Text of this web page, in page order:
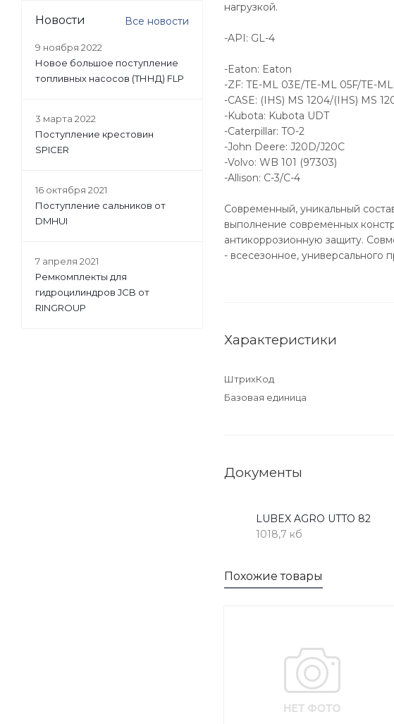
нагрузкой.
-API: GL-4
-Eaton: Eaton
-ZF: TE-ML 03E/TE-ML 05F/TE-
-CASE: (IHS) MS 1204/(IHS) MS
-Kubota: Kubota UDT
-Caterpillar: TO-2
-John Deere: J20D/J20C
-Volvo: WB 101 (97303)
-Allison: C-3/C-4
Современный, уникальный
выполнение современных
антикоррозионную защиту.
- всесезонное, универсального
Характеристики
ШтрихКод
Базовая единица
Документы
LUBEX AGRO UTTO 82
1018,7 кб
Похожие товары
Новости Все новости
9 ноября 2022
Новое большое поступление
топливных насосов (ТННД) FLP
3 марта 2022
Поступление крестовин
SPICER
16 октября 2021
Поступление сальников от
DMHUI
7 апреля 2021
Ремкомплекты для
гидроцилиндров JCB от
RINGROUP